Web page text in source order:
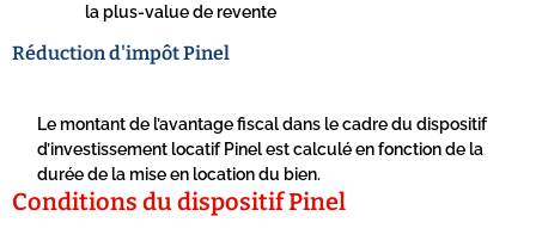
la plus-value de revente
Réduction d'impôt Pinel
Le montant de l’avantage fiscal dans le cadre du dispositif
d’investissement locatif Pinel est calculé en fonction de la
durée de la mise en location du bien.
Conditions du dispositif Pinel